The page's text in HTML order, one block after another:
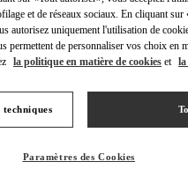
et de réseaux sociaux. En cliquant
autorisez uniquement l'utilisation de
permettent de personnaliser vos choix en
la politique en matière de cookies et
Paramètres des Cookies